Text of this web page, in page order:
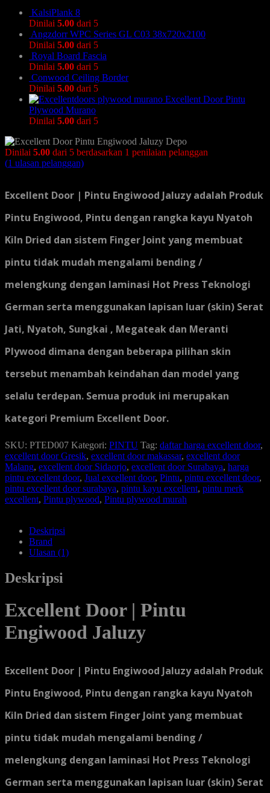
KalsiPlank 8
Dinilai 5.00 dari 5
Angzdorr WPC Series GL C03 38x720x2100
Dinilai 5.00 dari 5
Royal Board Fascia
Dinilai 5.00 dari 5
Conwood Ceiling Border
Dinilai 5.00 dari 5
Excellent Door Pintu
Plywood Murano
Dinilai 5.00 dari 5
Dinilai 5.00 dari 5 berdasarkan 1 penilaian pelanggan
(1 ulasan pelanggan)
Excellent Door | Pintu Engiwood Jaluzy adalah Produk
Pintu Engiwood, Pintu dengan rangka kayu Nyatoh
Kiln Dried dan sistem Finger Joint yang membuat
pintu tidak mudah mengalami bending /
melengkung dengan laminasi Hot Press Teknologi
German serta menggunakan lapisan luar (skin) Serat
Jati, Nyatoh, Sungkai , Megateak dan Meranti
Plywood dimana dengan beberapa pilihan skin
tersebut menambah keindahan dan model yang
selalu terdepan. Semua produk ini merupakan
kategori Premium Excellent Door.
SKU: PTED007 Kategori: PINTU Tag: daftar harga excellent door,
excellent door Gresik, excellent door makassar, excellent door
Malang, excellent door Sidaorjo, excellent door Surabaya, harga
pintu excellent door, Jual excellent door, Pintu, pintu excellent door,
pintu excellent door surabaya, pintu kayu excellent, pintu merk
excellent, Pintu plywood, Pintu plywood murah
Deskripsi
Brand
Ulasan (1)
Deskripsi
Excellent Door | Pintu
Engiwood Jaluzy
Excellent Door | Pintu Engiwood Jaluzy adalah Produk
Pintu Engiwood, Pintu dengan rangka kayu Nyatoh
Kiln Dried dan sistem Finger Joint yang membuat
pintu tidak mudah mengalami bending /
melengkung dengan laminasi Hot Press Teknologi
German serta menggunakan lapisan luar (skin) Serat